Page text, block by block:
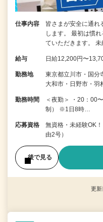
仕事内容
皆さまが安全に通れ
します。 最初は慣
ていただきます。
給与 日給12,200円〜
勤務地
東京都立川市・国分
大和市・日野市・
勤務時間
＜夜勤＞ ・20：00
制） ※1日8時…
応募資格
無資格・未経験OK
由2号）
後で見る
更